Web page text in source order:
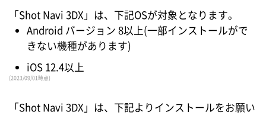
「Shot Navi 3DX」は、下記OSが対象となります。
Android バージョン 8以上(一部インストールがで
きない機種があります)
iOS 12.4以上
(2023/09/01時点)
「Shot Navi 3DX」は、下記よりインストールをお願い